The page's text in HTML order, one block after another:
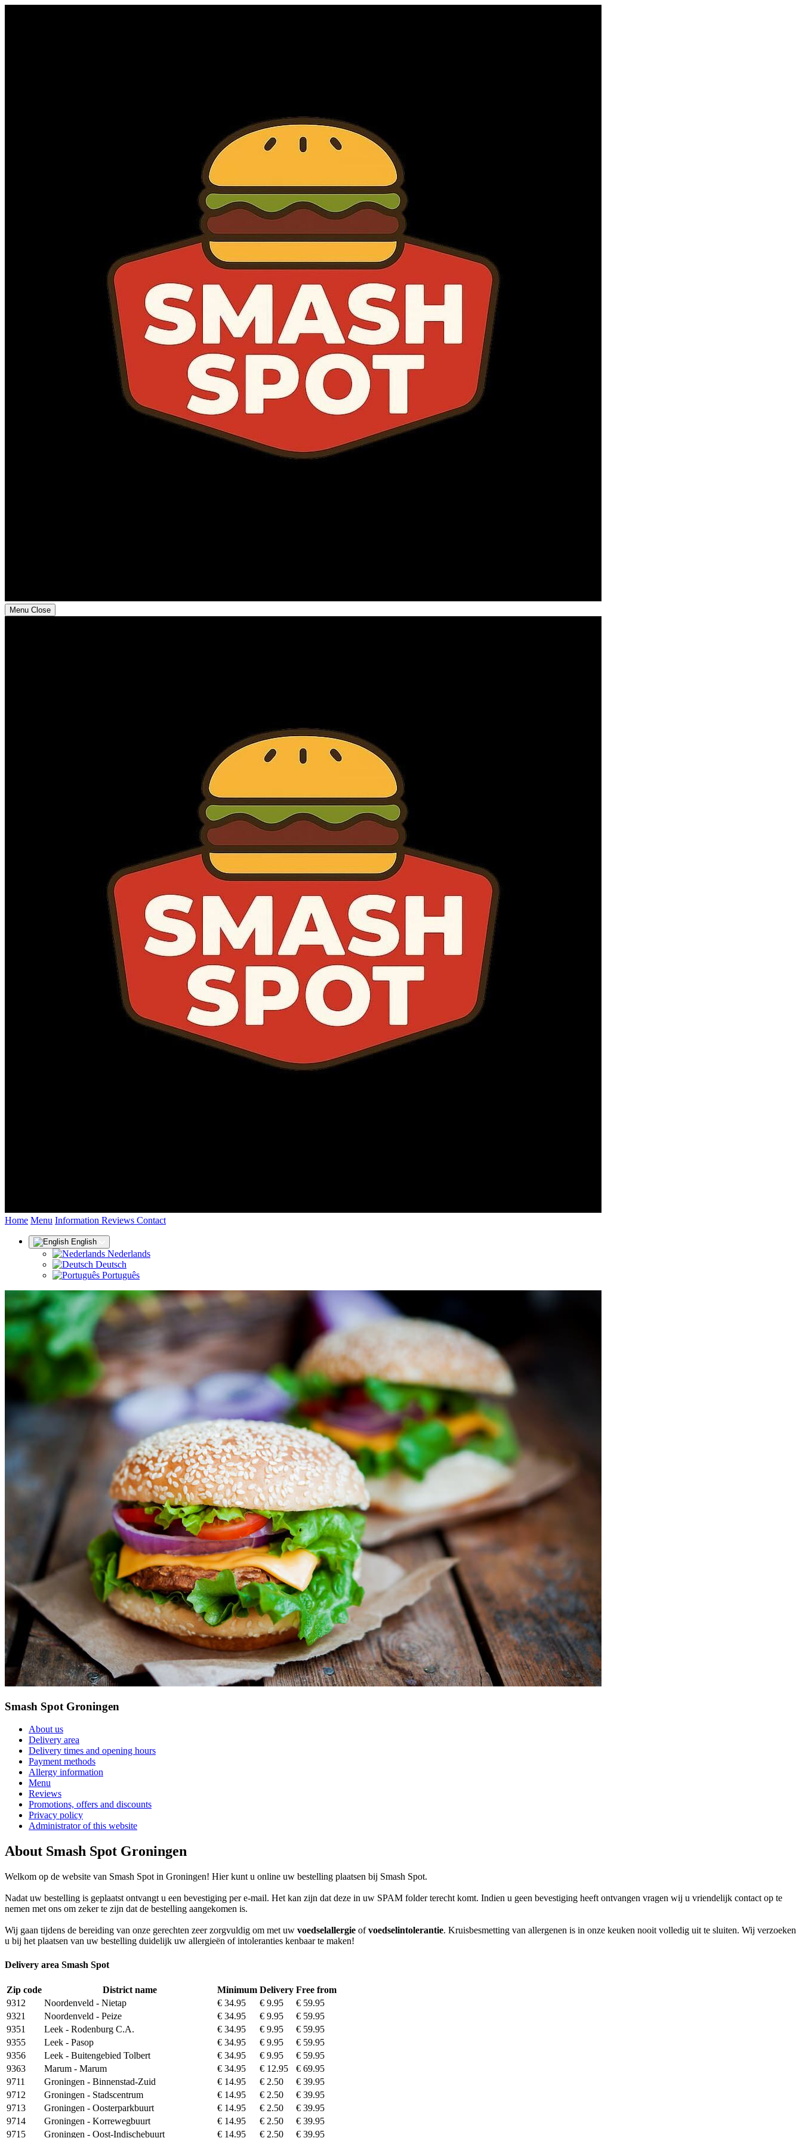
Menu Close
Home Menu Information (current)
Reviews Contact
English
Nederlands
Deutsch
Português
Smash Spot Groningen
About us
Delivery area
Delivery times and opening hours
Payment methods
Allergy information
Menu
Reviews
Promotions, offers and discounts
Privacy policy
Administrator of this website
About Smash Spot Groningen
Welkom op de website van Smash Spot in Groningen! Hier kunt u online uw bestelling plaatsen bij Smash Spot.
Nadat uw bestelling is geplaatst ontvangt u een bevestiging per e-mail. Het kan zijn dat deze in uw SPAM folder terecht komt. Indien u geen bevestiging heeft ontvangen vragen wij u vriendelijk contact op te
nemen met ons om zeker te zijn dat de bestelling aangekomen is.
Wij gaan tijdens de bereiding van onze gerechten zeer zorgvuldig om met uw voedselallergie ofvoedselintolerantie. Kruisbesmetting van allergenen is in onze keuken nooit volledig uit te sluiten. Wij verzoeken
u bij het plaatsen van uw bestelling duidelijk uw allergieën of intoleranties kenbaar te maken!
Delivery area Smash Spot
Zip code District name Minimum Delivery Free from
9312
Noordenveld - Nietap € 34.95 € 9.95
€ 59.95
9321
Noordenveld - Peize € 34.95 € 9.95
€ 59.95
9351
Leek - Rodenburg C.A. € 34.95 € 9.95
€ 59.95
9355
Leek - Pasop € 34.95 € 9.95
€ 59.95
9356
Leek - Buitengebied Tolbert € 34.95 € 9.95
€ 59.95
9363
Marum - Marum € 34.95 € 12.95
€ 69.95
9711
Groningen - Binnenstad-Zuid € 14.95 € 2.50
€ 39.95
9712
Groningen - Stadscentrum € 14.95 € 2.50
€ 39.95
9713
Groningen - Oosterparkbuurt € 14.95 € 2.50
€ 39.95
9714
Groningen - Korrewegbuurt € 14.95 € 2.50
€ 39.95
9715
Groningen - Oost-Indischebuurt € 14.95 € 2.50 € 39.95